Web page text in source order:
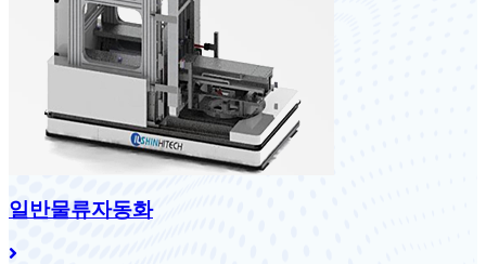
일반물류자동화